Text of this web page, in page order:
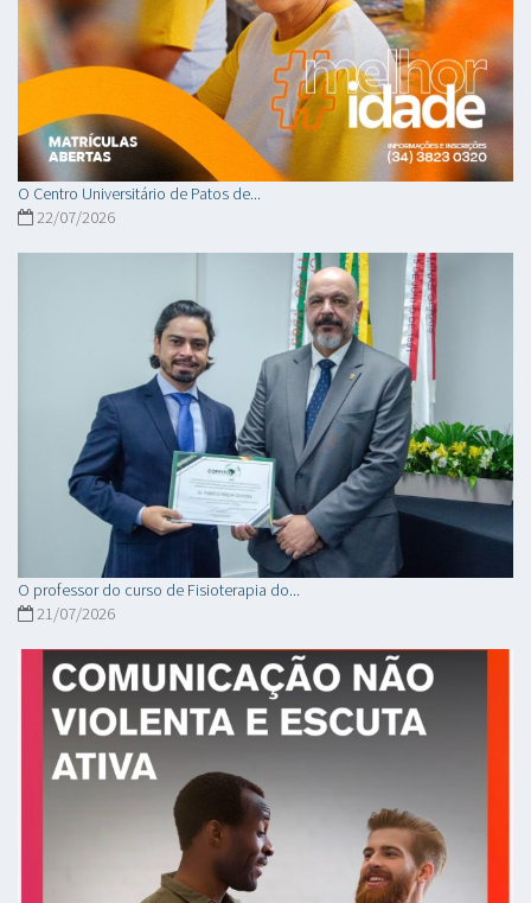
O Centro Universitário de Patos de...
22/07/2026
O professor do curso de Fisioterapia do...
21/07/2026